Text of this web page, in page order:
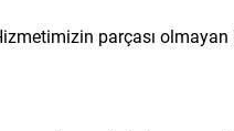
parçası